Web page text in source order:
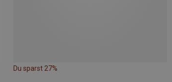
Du sparst 27%